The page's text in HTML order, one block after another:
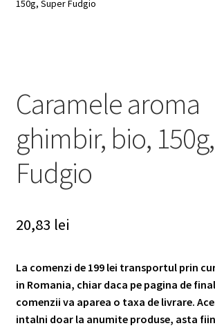
Plată
Coș
150g, Super Fudgio
Caramele aroma
ghimbir, bio,
Fudgio
20,83 lei
La comenzi de 199 lei transportul prin
in Romania, chiar daca pe pagina de
comenzii va aparea o taxa de livrare.
intalni doar la anumite produse, asta